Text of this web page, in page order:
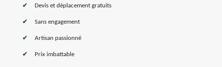
Devis et déplacement gratuits
Sans engagement
Artisan passionné
Prix imbattable